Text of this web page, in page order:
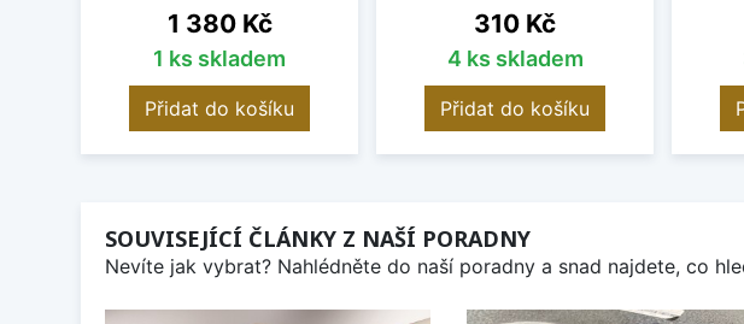
Cena
1 380 Kč
1 ks skladem
Přidat do košíku
Cena
310 Kč
4 ks skladem
Přidat do košíku
SOUVISEJÍCÍ ČLÁNKY Z NAŠÍ PORADNY
Nevíte jak vybrat? Nahlédněte do naší poradny a snad najdete, co